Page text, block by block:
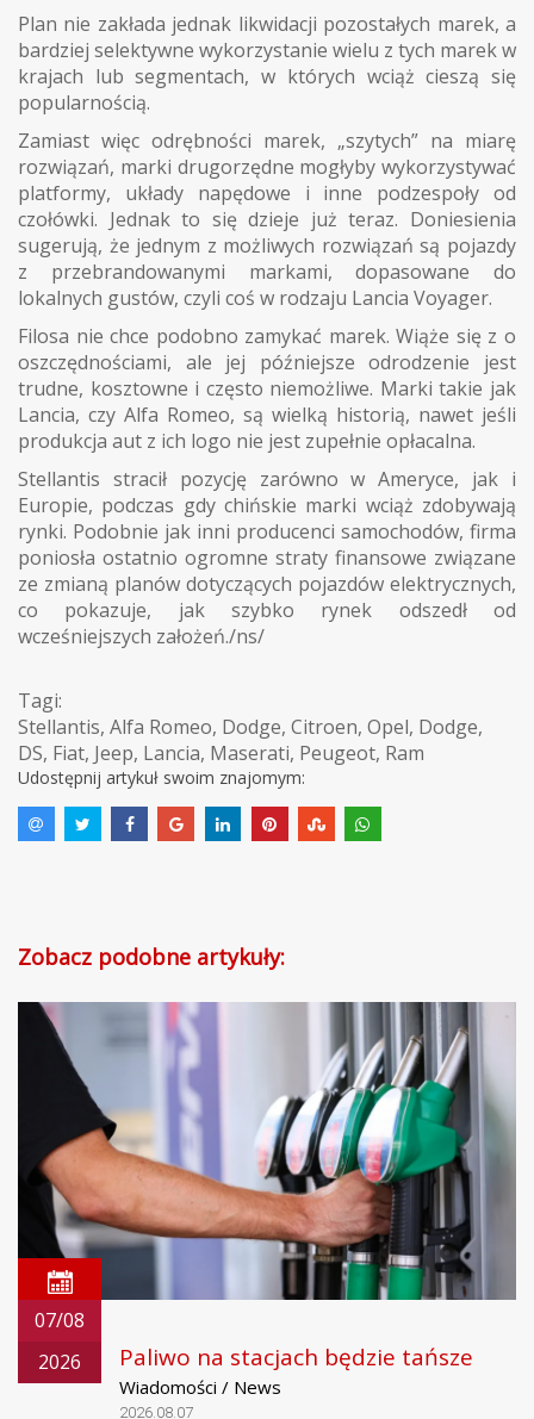
Plan nie zakłada jednak likwidacji pozostałych marek, a
bardziej selektywne wykorzystanie wielu z tych marek w
krajach lub segmentach, w których wciąż cieszą się
popularnością.
Zamiast więc odrębności marek, „szytych” na miarę
rozwiązań, marki drugorzędne mogłyby wykorzystywać
platformy, układy napędowe i inne podzespoły od
czołówki. Jednak to się dzieje już teraz. Doniesienia
sugerują, że jednym z możliwych rozwiązań są pojazdy
z przebrandowanymi markami, dopasowane do
lokalnych gustów, czyli coś w rodzaju Lancia Voyager.
Filosa nie chce podobno zamykać marek. Wiąże się z o
oszczędnościami, ale jej późniejsze odrodzenie jest
trudne, kosztowne i często niemożliwe. Marki takie jak
Lancia, czy Alfa Romeo, są wielką historią, nawet jeśli
produkcja aut z ich logo nie jest zupełnie opłacalna.
Stellantis stracił pozycję zarówno w Ameryce, jak i
Europie, podczas gdy chińskie marki wciąż zdobywają
rynki. Podobnie jak inni producenci samochodów, firma
poniosła ostatnio ogromne straty finansowe związane
ze zmianą planów dotyczących pojazdów elektrycznych,
co pokazuje, jak szybko rynek odszedł od
wcześniejszych założeń./ns/
Tagi:
Stellantis, Alfa Romeo, Dodge, Citroen, Opel, Dodge,
DS, Fiat, Jeep, Lancia, Maserati, Peugeot, Ram
Udostępnij artykuł swoim znajomym:
Zobacz podobne artykuły:
07/08
2026
Paliwo na stacjach będzie tańsze
Wiadomości / News
2026.08.07